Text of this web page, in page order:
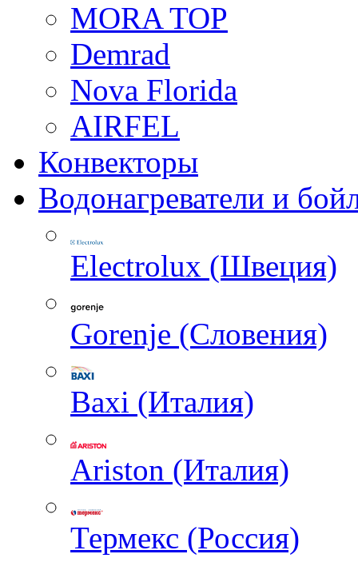
MORA TOP
Demrad
Nova Florida
AIRFEL
Конвекторы
Водонагреватели и
Electrolux (Швеция)
Gorenje (Словения)
Baxi (Италия)
Ariston (Италия)
Термекс (Россия)